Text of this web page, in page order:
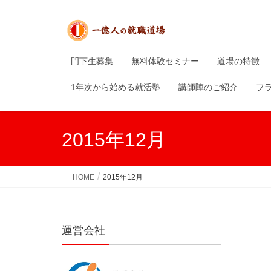
門下生募集 無料体験セミナー 道場の特徴
1年次から始める就活塾 講師陣のご紹介 フ
2015年12月
HOME 2015年12月
運営会社